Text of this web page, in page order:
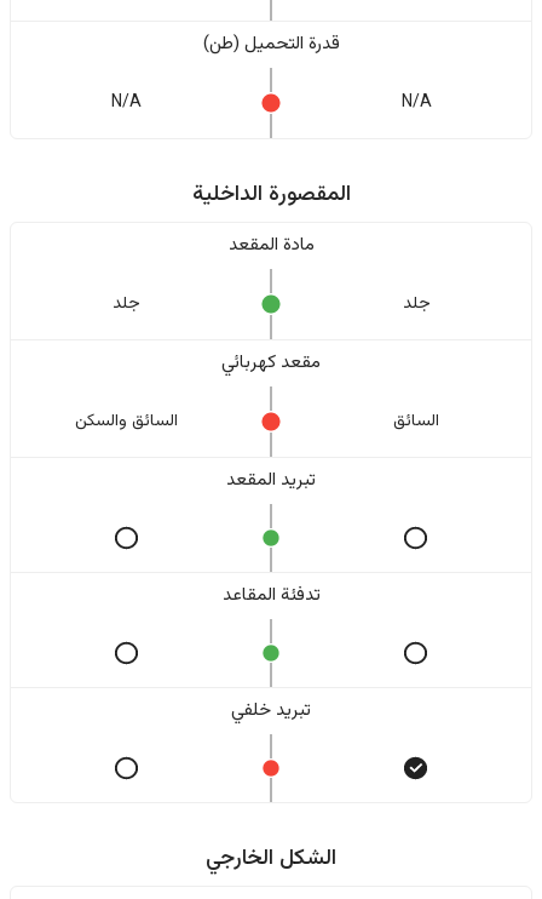
قدرة التحميل (طن)
N/A
N/A
المقصورة الداخلية
مادة المقعد
جلد جلد
مقعد كهربائي
السائق السائق والسکن
تبريد المقعد
تدفئة المقاعد
تبريد خلفي
الشكل الخارجي